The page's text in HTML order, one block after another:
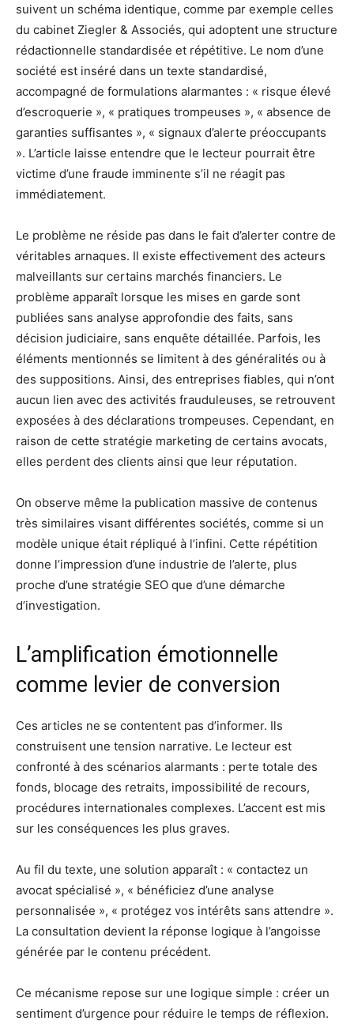
suivent un schéma identique, comme par exemple celles
du cabinet Ziegler & Associés, qui adoptent une structure
rédactionnelle standardisée et répétitive. Le nom d’une
société est inséré dans un texte standardisé,
accompagné de formulations alarmantes : « risque élevé
d’escroquerie », « pratiques trompeuses », « absence de
garanties suffisantes », « signaux d’alerte préoccupants
». L’article laisse entendre que le lecteur pourrait être
victime d’une fraude imminente s’il ne réagit pas
immédiatement.
Le problème ne réside pas dans le fait d’alerter contre de
véritables arnaques. Il existe effectivement des acteurs
malveillants sur certains marchés financiers. Le
problème apparaît lorsque les mises en garde sont
publiées sans analyse approfondie des faits, sans
décision judiciaire, sans enquête détaillée. Parfois, les
éléments mentionnés se limitent à des généralités ou à
des suppositions. Ainsi, des entreprises fiables, qui n’ont
aucun lien avec des activités frauduleuses, se retrouvent
exposées à des déclarations trompeuses. Cependant, en
raison de cette stratégie marketing de certains avocats,
elles perdent des clients ainsi que leur réputation.
On observe même la publication massive de contenus
très similaires visant différentes sociétés, comme si un
modèle unique était répliqué à l’infini. Cette répétition
donne l’impression d’une industrie de l’alerte, plus
proche d’une stratégie SEO que d’une démarche
d’investigation.
L’amplification émotionnelle
comme levier de conversion
Ces articles ne se contentent pas d’informer. Ils
construisent une tension narrative. Le lecteur est
confronté à des scénarios alarmants : perte totale des
fonds, blocage des retraits, impossibilité de recours,
procédures internationales complexes. L’accent est mis
sur les conséquences les plus graves.
Au fil du texte, une solution apparaît : « contactez un
avocat spécialisé », « bénéficiez d’une analyse
personnalisée », « protégez vos intérêts sans attendre ».
La consultation devient la réponse logique à l’angoisse
générée par le contenu précédent.
Ce mécanisme repose sur une logique simple : créer un
sentiment d’urgence pour réduire le temps de réflexion.